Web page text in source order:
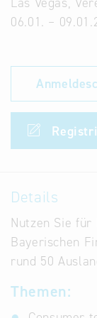
Infostand
06.01. –
Details
Nutzen Sie
Bayerischen
rund 50
Themen: